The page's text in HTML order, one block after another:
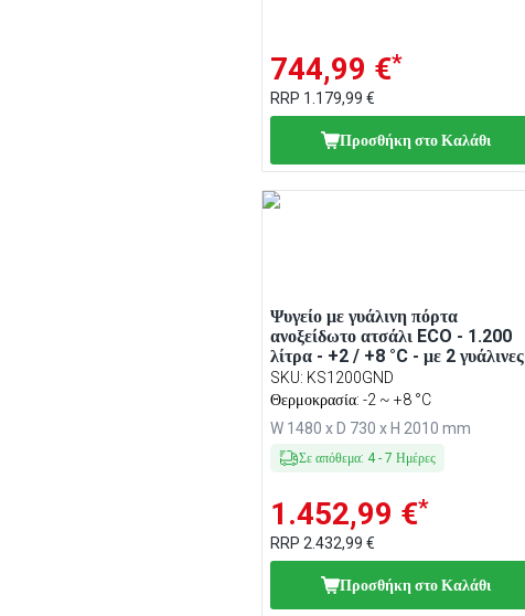
744,99 €*
RRP 1.179,99 €
Προσθήκη στο Καλάθι
Ψυγείο με γυάλινη πόρτα
ανοξείδωτο ατσάλι ECO - 1.200
λίτρα - +2 / +8 °C - με 2 γυάλινες
πόρτες - Βεβιασμένης
κυκλοφορίας, Αυτόματη απόψυξη,
Ψηφιακός θερμοστάτης,
Κλειδαριά, R290
SKU: KS1200GND
Θερμοκρασία: -2 ~ +8 °C
W 1480 x D 730 x H 2010 mm
Σε απόθεμα: 4- 7 Ημέρες
1.452,99 €*
RRP 2.432,99 €
Προσθήκη στο Καλάθι